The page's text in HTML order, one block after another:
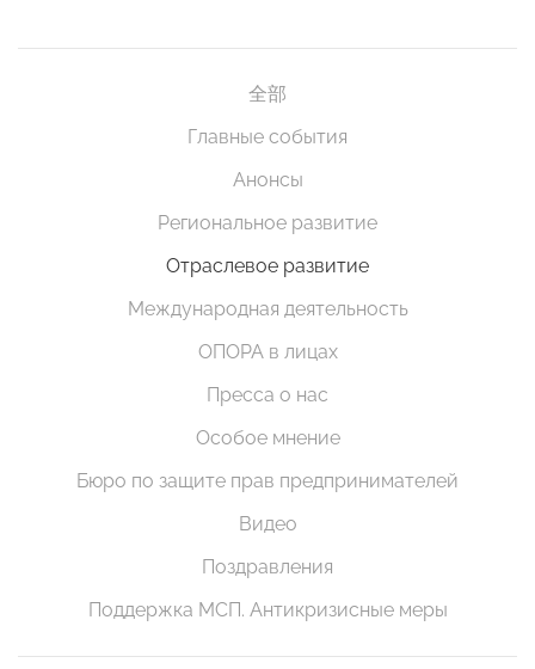
全部
Главные события
Анонсы
Региональное развитие
Отраслевое развитие
Международная деятельность
ОПОРА в лицах
Пресса о нас
Особое мнение
Бюро по защите прав предпринимателей
Видео
Поздравления
Поддержка МСП. Антикризисные меры